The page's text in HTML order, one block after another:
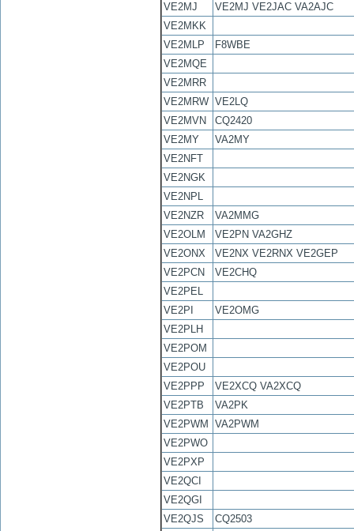
VE2MJ
VE2MJ VE2JAC VA2AJC
VE2MKK
VE2MLP
F8WBE
VE2MQE
VE2MRR
VE2MRW VE2LQ
VE2MVN
CQ2420
VE2MY
VA2MY
VE2NFT
VE2NGK
VE2NPL
VE2NZR
VA2MMG
VE2OLM
VE2PN VA2GHZ
VE2ONX
VE2NX VE2RNX VE2GEP
VE2PCN
VE2CHQ
VE2PEL
VE2PI
VE2OMG
VE2PLH
VE2POM
VE2POU
VE2PPP
VE2XCQ VA2XCQ
VE2PTB
VA2PK
VE2PWM
VA2PWM
VE2PWO
VE2PXP
VE2QCI
VE2QGI
VE2QJS
CQ2503